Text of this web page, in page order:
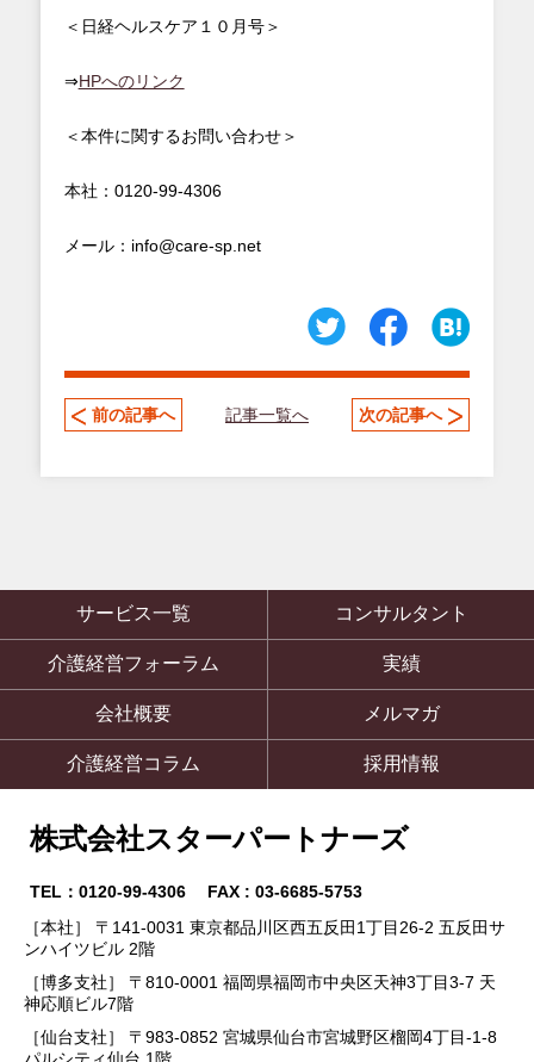
＜日経ヘルスケア１０月号＞
⇒HPへのリンク
＜本件に関するお問い合わせ＞
本社：0120-99-4306
メール：info@care-sp.net
前の記事へ 記事一覧へ 次の記事へ
サービス一覧 コンサルタント
介護経営フォーラム 実績
会社概要 メルマガ
介護経営コラム 採用情報
株式会社スターパートナーズ
TEL：0120-99-4306 FAX : 03-6685-5753
［本社］ 〒141-0031 東京都品川区西五反田1丁目26-2 五反田サ
ンハイツビル 2階
［博多支社］ 〒810-0001 福岡県福岡市中央区天神3丁目3-7 天
神応順ビル7階
［仙台支社］ 〒983-0852 宮城県仙台市宮城野区榴岡4丁目-1-8